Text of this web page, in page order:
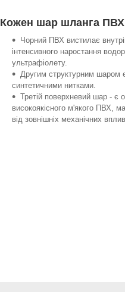
Кожен шар шланга ПВХ
Чорний ПВХ вистилає
інтенсивного наростання
ультрафіолету.
Другим структурним шаром
синтетичними нитками.
Третій поверхневий шар - є
високоякісного м'якого ПВХ,
від зовнішніх механічних